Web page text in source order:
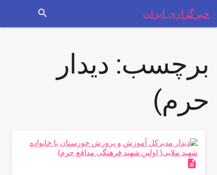
خبرگزاری ایران search
برچسب: دیدار
حرم)
description